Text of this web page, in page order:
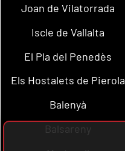
Joan de Vilatorrada
Iscle de Vallalta
El Pla del Penedès
Els Hostalets de Pierola
Balenyà
Balsareny